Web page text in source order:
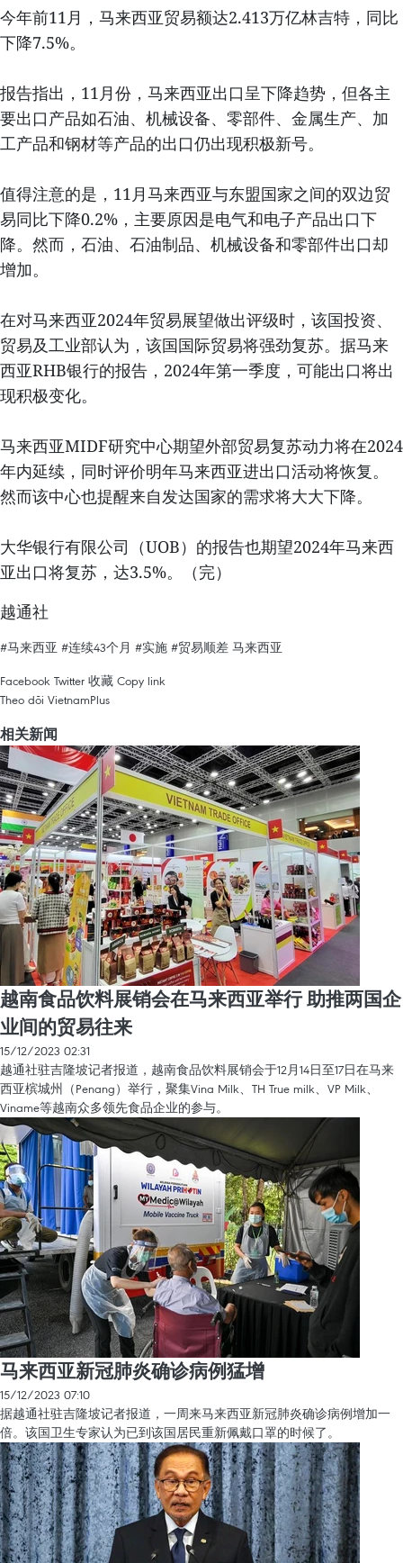
今年前11月，马来西亚贸易额达2.413万亿林吉特，同比
下降7.5%。
报告指出，11月份，马来西亚出口呈下降趋势，但各主
要出口产品如石油、机械设备、零部件、金属生产、加
工产品和钢材等产品的出口仍出现积极新号。
值得注意的是，11月马来西亚与东盟国家之间的双边贸
易同比下降0.2%，主要原因是电气和电子产品出口下
降。然而，石油、石油制品、机械设备和零部件出口却
增加。
在对马来西亚2024年贸易展望做出评级时，该国投资、
贸易及工业部认为，该国国际贸易将强劲复苏。据马来
西亚RHB银行的报告，2024年第一季度，可能出口将出
现积极变化。
马来西亚MIDF研究中心期望外部贸易复苏动力将在2024
年内延续，同时评价明年马来西亚进出口活动将恢复。
然而该中心也提醒来自发达国家的需求将大大下降。
大华银行有限公司（UOB）的报告也期望2024年马来西
亚出口将复苏，达3.5%。（完）
越通社
#马来西亚 #连续43个月 #实施 #贸易顺差 马来西亚
Facebook Twitter 收藏 Copy link
Theo dõi VietnamPlus
相关新闻
越南食品饮料展销会在马来西亚举行 助推两国企
业间的贸易往来
15/12/2023 02:31
越通社驻吉隆坡记者报道，越南食品饮料展销会于12月14日至17日在马来
西亚槟城州（Penang）举行，聚集Vina Milk、TH True milk、VP Milk、
Viname等越南众多领先食品企业的参与。
马来西亚新冠肺炎确诊病例猛增
15/12/2023 07:10
据越通社驻吉隆坡记者报道，一周来马来西亚新冠肺炎确诊病例增加一
倍。该国卫生专家认为已到该国居民重新佩戴口罩的时候了。